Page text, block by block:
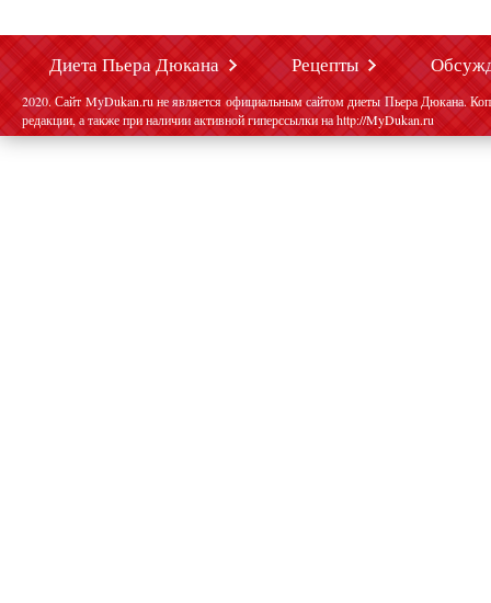
Диета Пьера Дюкана Рецепты
2020. Сайт MyDukan.ru не является официальным сайтом диеты Пьера Дюкана.
редакции, а также при наличии активной гиперссылки на http://MyDukan.ru